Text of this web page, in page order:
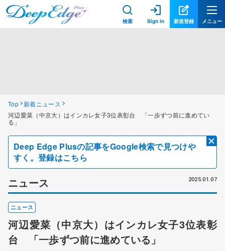
検索 Sign in 新規登録 メニュー
Top 新着ニュース
河辺愛菜（中京大）はインカレ女子3位表彰台 「一歩ずつ前に進めてい
る」
Deep Edge Plusの記事をGoogle検索で見つけや
すく。登録はこちら
ニュース 2025.01.07
ニュース
河辺愛菜（中京大）はインカレ女子3位表彰
台 「一歩ずつ前に進めている」